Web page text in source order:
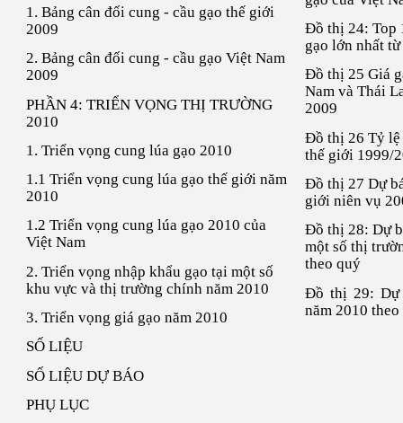
1. Bảng cân đối cung - cầu gạo thế giới
2009
2. Bảng cân đối cung - cầu gạo Việt Nam
2009
PHẦN 4: TRIỂN VỌNG THỊ TRƯỜNG
2010
1. Triển vọng cung lúa gạo 2010
1.1 Triển vọng cung lúa gạo thế giới năm
2010
1.2 Triển vọng cung lúa gạo 2010 của
Việt Nam
2. Triển vọng nhập khẩu gạo tại một số
khu vực và thị trường chính năm 2010
3. Triển vọng giá gạo năm 2010
SỐ LIỆU
SỐ LIỆU DỰ BÁO
PHỤ LỤC
Đồ thị 24: Top
gạo lớn nhất
Đồ thị 25 Giá
Nam và Thái
2009
Đồ thị 26 Tỷ lệ
thế giới 1999/
Đồ thị 27 Dự
giới niên vụ
Đồ thị 28: Dự
một số thị
theo quý
Đồ thị 29: Dự
năm 2010 theo